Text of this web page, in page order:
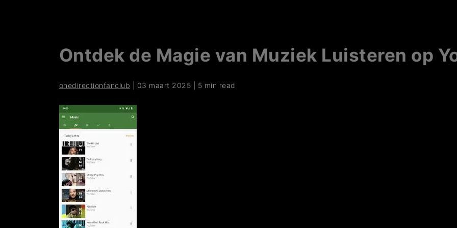
Ontdek de Magie van Muziek Luisteren op
onedirectionfanclub 03 maart 2025 5 min read